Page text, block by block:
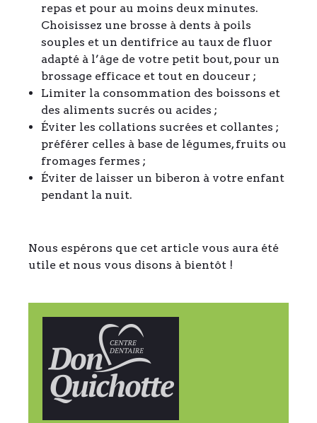
repas et pour au moins deux minutes.
Choisissez une brosse à dents à poils
souples et un dentifrice au taux de fluor
adapté à l’âge de votre petit bout, pour un
brossage efficace et tout en douceur ;
Limiter la consommation des boissons et
des aliments sucrés ou acides ;
Éviter les collations sucrées et collantes ;
préférer celles à base de légumes, fruits ou
fromages fermes ;
Éviter de laisser un biberon à votre enfant
pendant la nuit.
Nous espérons que cet article vous aura été
utile et nous vous disons à bientôt !